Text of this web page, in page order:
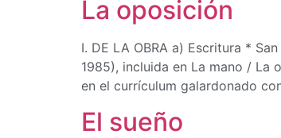
La oposición
I. DE LA OBRA a) Escritura *
1985), incluida en La mano / La
en el currículum galardonado
El sueño